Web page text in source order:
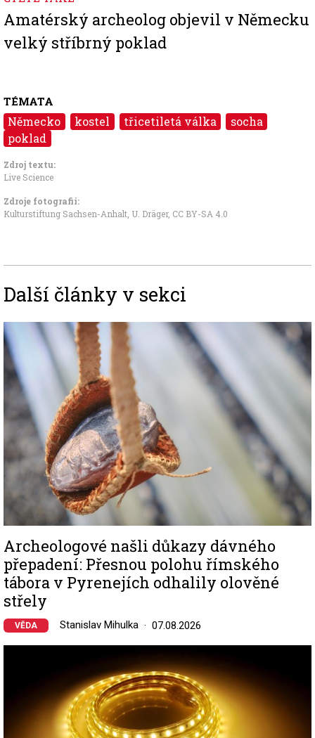
Amatérský archeolog objevil v Německu
velký stříbrný poklad
TÉMATA
Německo kostel třicetiletá válka
socha
poklad
Zdroj textu:
Live Science
Zdroje fotografii:
Kulturstiftung Sachsen-Anhalt, U. Dräger, CC BY-SA 4.0
Další články v sekci
Image
Archeologové našli důkazy dávného
přepadení: Přesnou polohu římského
tábora v Pyrenejích odhalily olověné
střely
VĚDA Stanislav Mihulka 07.08.2026